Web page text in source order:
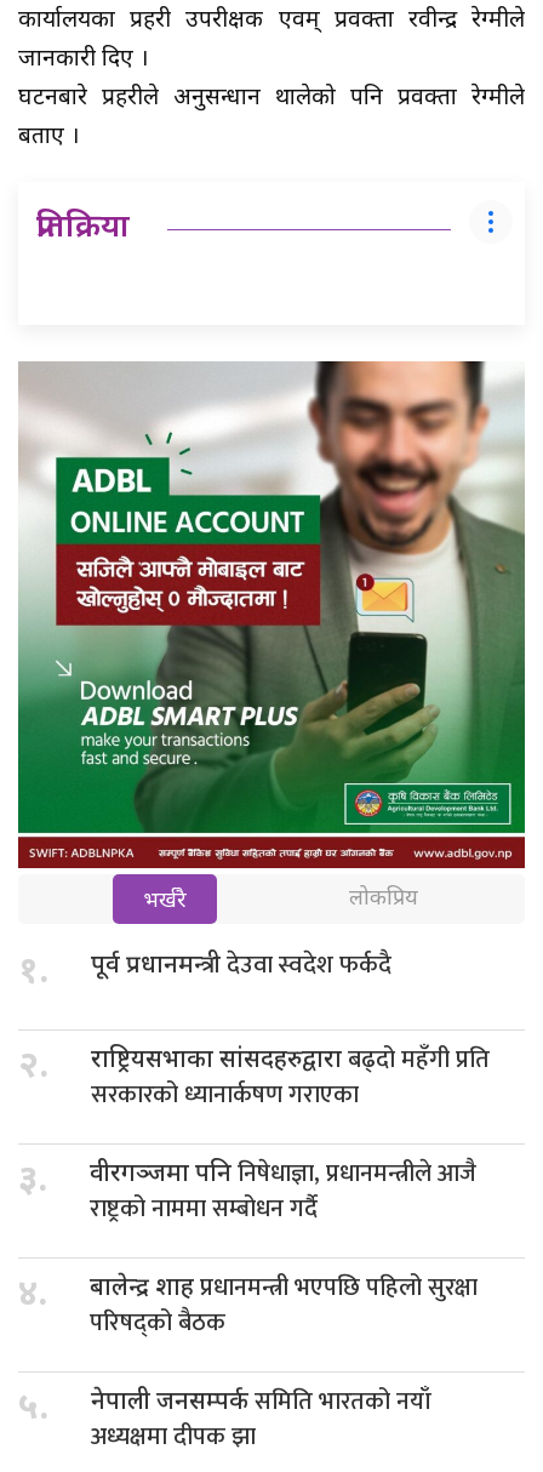
कार्यालयका प्रहरी उपरीक्षक एवम् प्रवक्ता रवीन्द्र रेग्मीले
जानकारी दिए ।
घटनबारे प्रहरीले अनुसन्धान थालेको पनि प्रवक्ता रेग्मीले
बताए ।
प्रतिक्रिया
भर्खरै लोकप्रिय
१. पूर्व प्रधानमन्त्रीदेउवा स्वदेश फर्कदै
२. राष्ट्रियसभाका सांसदहरुद्वाराबढ्दो महँगी प्रति
सरकारको ध्यानार्कषण गराएका
३. वीरगञ्जमा पनिनिषेधाज्ञा, प्रधानमन्त्रीले आजै
राष्ट्रको नाममा सम्बोधन गर्दै
४. बालेन्द्र शाहप्रधानमन्त्री भएपछि पहिलो सुरक्षा
परिषद्को बैठक
५. नेपाली जनसम्पर्कसमिति भारतको नयाँ
अध्यक्षमा दीपक झा